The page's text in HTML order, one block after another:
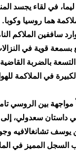
ليما، في لقاء يجسد
هما روسيا وكوبا.
ساففين الملاكم
بسمعة قوية في
بالضربة
في الملاكمة
مواجهة بين الروسي
داستان سعدولي،
يوسف تشانغالافيه
المميز في